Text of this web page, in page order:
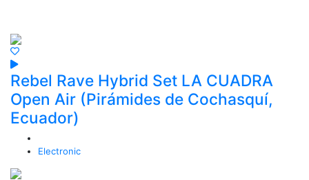
Rebel Rave Hybrid Set LA CUADRA
Open Air (Pirámides de Cochasquí,
Ecuador)
Electronic